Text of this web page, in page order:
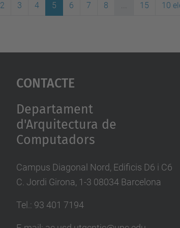
2 3 4 5 6 7 8 ... 15 10
Contacte
Departament
d'Arquitectura de
Computadors
Campus Diagonal Nord, Edificis D6 i C6
C. Jordi Girona, 1-3 08034 Barcelona
Tel.: 93 401 7194